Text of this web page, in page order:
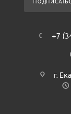
+7
г.